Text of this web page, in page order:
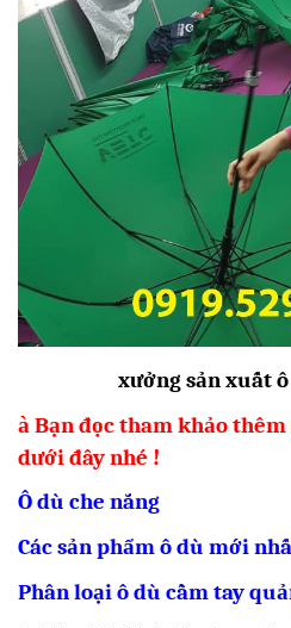
xưởng sản xuất
à Bạn đọc tham khảo
dưới đây nhé !
Ô dù che nắng
Các sản phẩm ô dù mới
Phân loại ô dù cầm tay